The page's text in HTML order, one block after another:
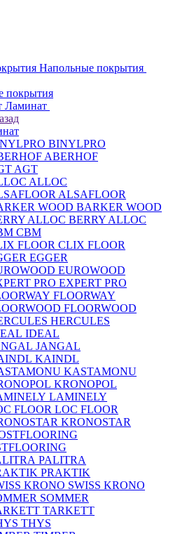
Напольные покрытия
покрытия
Ламинат
BINYLPRO
ABERHOF
AGT
ALLOC
ALSAFLOOR
BARKER WOOD
BERRY ALLOC
CBM
CLIX FLOOR
EGGER
EUROWOOD
EXPERT PRO
FLOORWAY
FLOORWOOD
HERCULES
IDEAL
JANGAL
KAINDL
KASTAMONU
KRONOPOL
LAMINELY
LOC FLOOR
KRONOSTAR
PALITRA
PRAKTIK
SWISS KRONO
SOMMER
TARKETT
THYS